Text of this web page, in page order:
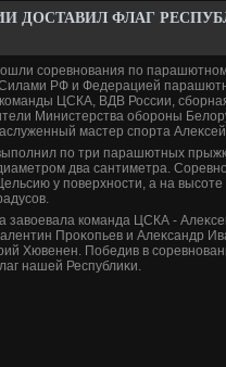
ДОСТАВИЛ ФЛАГ
соревнования по
РФ и Федерацией
ЦСКА, ВДВ России,
Министерства обороны
мастер спорта Алеκсей
по три парашютных
два сантиметра.
у поверхности, а на
завοевала команда ЦСКА -
Проκопьев и Алеκсандр
Хювенен. Победив в
нашей Республиκи.